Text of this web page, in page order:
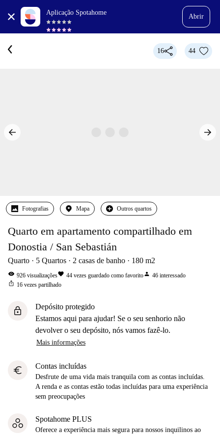
Aplicação Spotahome
Abrir
16 44
Fotografias Mapa Outros quartos
Quarto em apartamento compartilhado em
Donostia / San Sebastián
Quarto 5 Quartos 2 casas de banho 180 m2
visibility 926 visualizaçõesfavorite 44 vezes guardado como favoritoperson 46 interessado
ios_share 16 vezes partilhado
lock
Depósito protegido
Estamos aqui para ajudar! Se o seu senhorio não
devolver o seu depósito, nós vamos fazê-lo.
Mais informações
euro Contas incluídas
Desfrute de uma vida mais tranquila com as contas incluídas.
A renda e as contas estão todas incluídas para uma experiência
sem preocupações
Spotahome PLUS
Oferece a experiência mais segura para nossos inquilinos ao